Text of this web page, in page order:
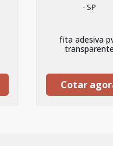
- SP
fita adesiva
transparente
Cotar